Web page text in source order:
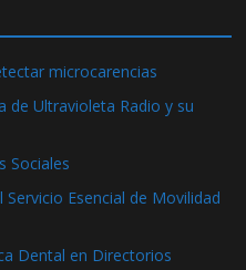
microcarencias
de Ultravioleta Radio y su
Sociales
Esencial de Movilidad
Dental en Directorios